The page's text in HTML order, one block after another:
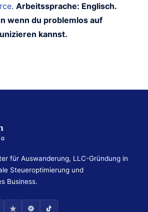
. Arbeitssprache: Englisch.
wenn du problemlos auf
kannst.
für Auswanderung, LLC-Gründung in
Steueroptimierung und
Business.